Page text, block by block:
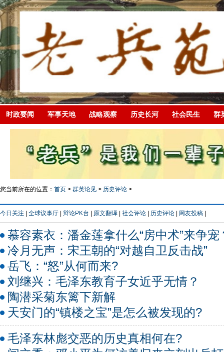
时政要闻 军事天地 战略观察 历史长河 社会民生 群
您当前所在的位置： 首页 > 群英论见 > 历史评论 >
今日关注 全球议事厅 辩论PK台 原文翻译 社会评论 历史评论 网友投稿
慕容素衣：潘金莲拿什么“房中术”来争宠
冷月无声：宋王朝的“对越自卫反击战”
岳飞：“怒”从何而来?
刘继兴：毛泽东教育子女近乎无情？
陶潜采菊东篱下新解
天安门的“镇楼之宝”是怎么被发现的?
毛泽东林彪交恶的历史真相何在?